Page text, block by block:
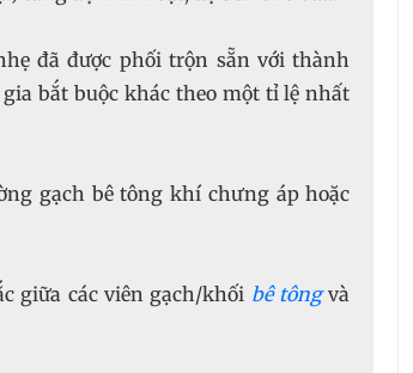
đã được phối trộn sẵn với thành
bắt buộc khác theo một tỉ lệ nhất
gạch bê tông khí chưng áp hoặc
giữa các viên gạch/khối bê tôngvà